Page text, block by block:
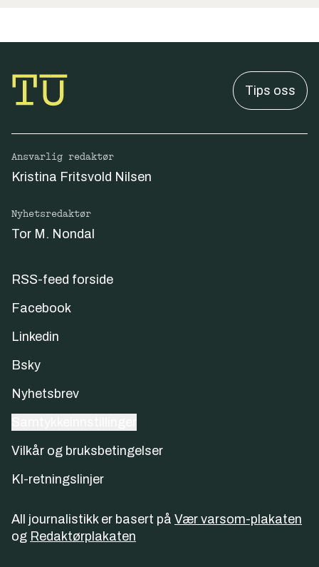
Tips oss
Ansvarlig redaktør
Kristina Fritsvold Nilsen
Nyhetsredaktør
Tor M. Nondal
RSS-feed forside
Facebook
Linkedin
Bsky
Nyhetsbrev
Vilkår og bruksbetingelser
KI-retningslinjer
All journalistikk er basert på Vær varsom-plakaten
og Redaktørplakaten